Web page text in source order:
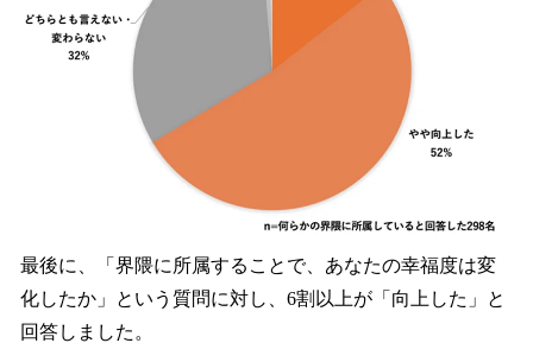
最後に、「界隈に所属することで、あなたの幸福度は変
化したか」という質問に対し、6割以上が「向上した」と
回答しました。